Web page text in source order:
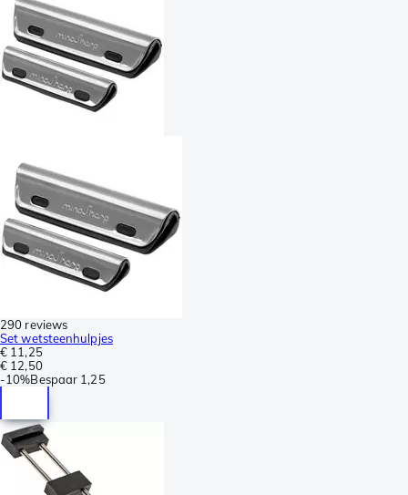
290 reviews
Set wetsteenhulpjes
€ 11,25
€ 12,50
-10%Bespaar 1,25